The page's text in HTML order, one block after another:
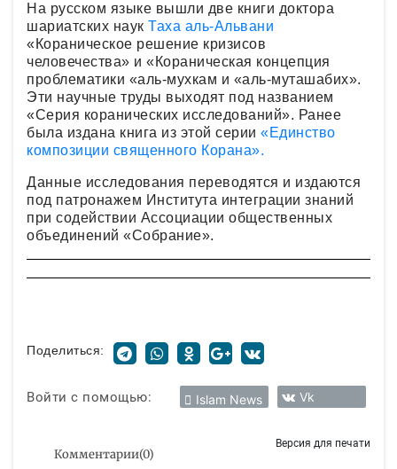
На русском языке вышли две книги доктора
шариатских наук Таха аль-Альвани
«Кораническое решение кризисов
человечества» и «Кораническая концепция
проблематики «аль-мухкам и «аль-муташабих».
Эти научные труды выходят под названием
«Серия коранических исследований». Ранее
была издана книга из этой серии «Единство
композиции священного Корана».
Данные исследования переводятся и издаются
под патронажем Института интеграции знаний
при содействии Ассоциации общественных
объединений «Собрание».
Поделиться:
Войти с помощью: Islam News Vk
Комментарии(0)
Версия для печати